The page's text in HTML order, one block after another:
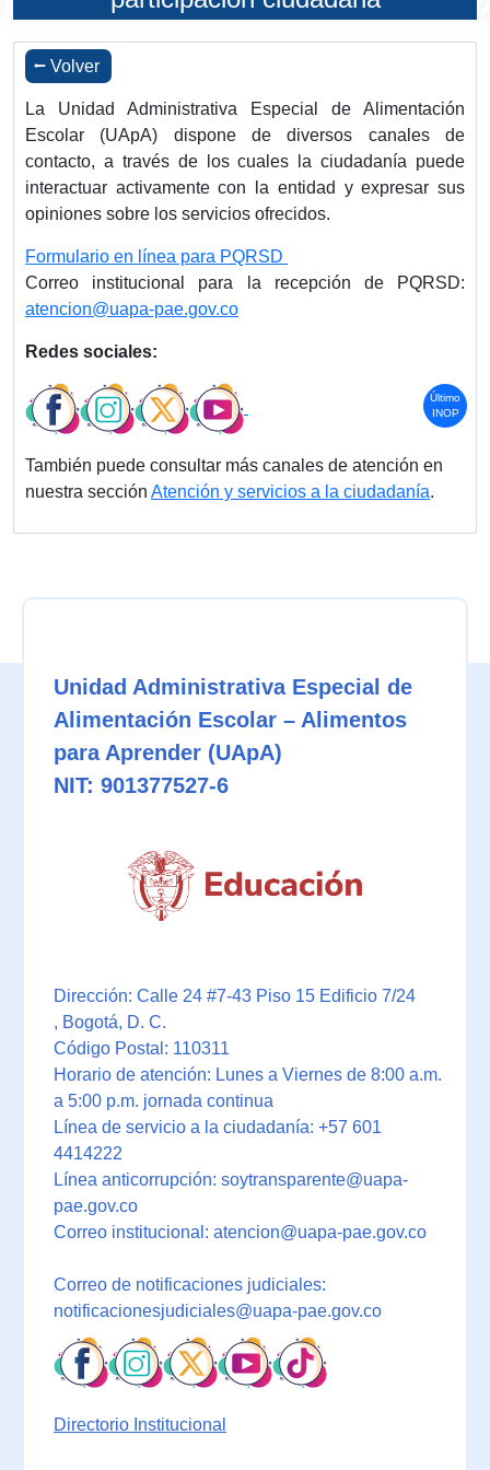
Último
INOP
⭠ Volver
La Unidad Administrativa Especial de Alimentación
Escolar (UApA) dispone de diversos canales de
contacto, a través de los cuales la ciudadanía puede
interactuar activamente con la entidad y expresar sus
opiniones sobre los servicios ofrecidos.
Formulario en línea para PQRSD
Correo institucional para la recepción de PQRSD:
atencion@uapa-pae.gov.co
Redes sociales:
También puede consultar más canales de atención en
nuestra sección Atención y servicios a la ciudadanía.
Unidad Administrativa Especial de
Alimentación Escolar – Alimentos
para Aprender (UApA)
NIT: 901377527-6
Dirección: Calle 24 #7-43 Piso 15 Edificio 7/24
, Bogotá, D. C.
Código Postal: 110311
Horario de atención: Lunes a Viernes de 8:00 a.m.
a 5:00 p.m. jornada continua
Línea de servicio a la ciudadanía: +57 601
4414222
Línea anticorrupción: soytransparente@uapa-
pae.gov.co
Correo institucional: atencion@uapa-pae.gov.co
Correo de notificaciones judiciales:
notificacionesjudiciales@uapa-pae.gov.co
Directorio Institucional